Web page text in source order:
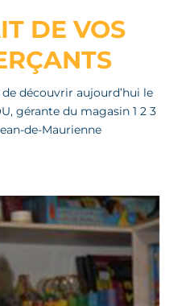
DE VOS
découvrir aujourd’hui le
gérante du magasin 1 2 3
de-Maurienne